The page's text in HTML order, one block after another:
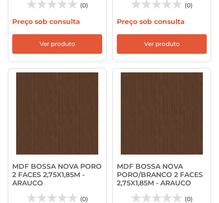
(0)
Preço sob consulta
Ver produto
(0)
Preço sob consulta
Ver produto
MDF BOSSA NOVA PORO
2 FACES 2,75X1,85M -
ARAUCO
(0)
MDF BOSSA NOVA
PORO/BRANCO 2 FACES
2,75X1,85M - ARAUCO
(0)